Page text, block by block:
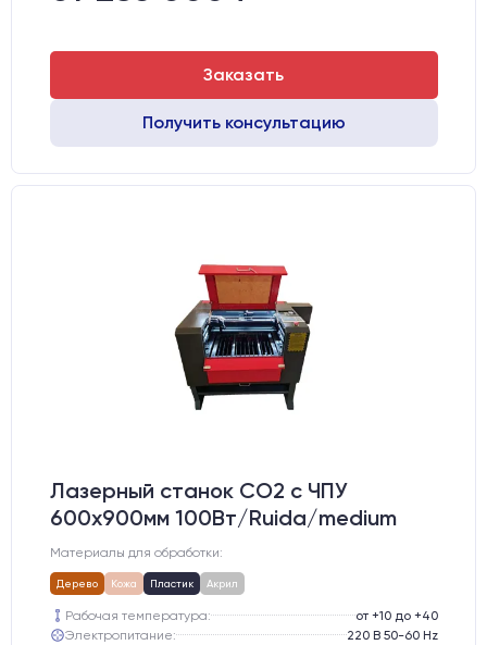
Заказать
Получить консультацию
Лазерный станок CO2 c ЧПУ
600х900мм 100Вт/Ruida/medium
Материалы для обработки:
Дерево Кожа Пластик Акрил
Рабочая температура:
от +10 до +40
Электропитание:
220 В 50-60 Hz